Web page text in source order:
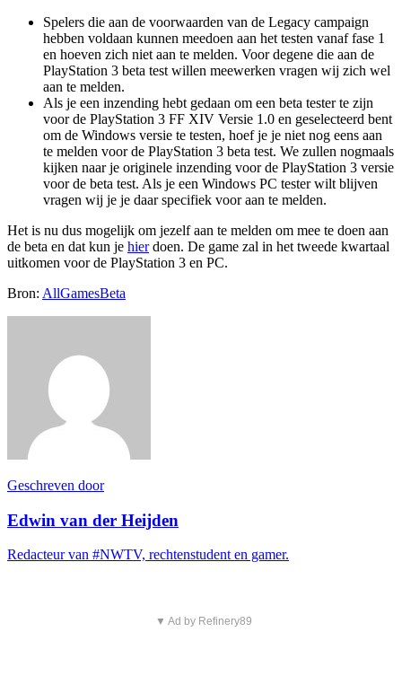
Spelers die aan de voorwaarden van de Legacy campaign
hebben voldaan kunnen meedoen aan het testen vanaf fase 1
en hoeven zich niet aan te melden. Voor degene die aan de
PlayStation 3 beta test willen meewerken vragen wij zich wel
aan te melden.
Als je een inzending hebt gedaan om een beta tester te zijn
voor de PlayStation 3 FF XIV Versie 1.0 en geselecteerd bent
om de Windows versie te testen, hoef je je niet nog eens aan
te melden voor de PlayStation 3 beta test. We zullen nogmaals
kijken naar je originele inzending voor de PlayStation 3 versie
voor de beta test. Als je een Windows PC tester wilt blijven
vragen wij je je daar specifiek voor aan te melden.
Het is nu dus mogelijk om jezelf aan te melden om mee te doen aan
de beta en dat kun je hierdoen. De game zal in het tweede kwartaal
uitkomen voor de PlayStation 3 en PC.
Bron: AllGamesBeta
Geschreven door
Edwin van der Heijden
Redacteur van #NWTV, rechtenstudent en gamer.
▼ Ad by Refinery89